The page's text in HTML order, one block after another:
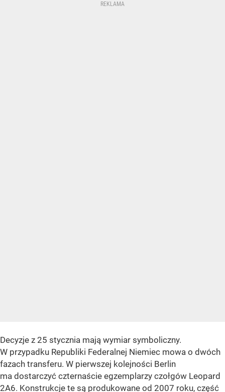
Decyzje z 25 stycznia mają wymiar symboliczny.
W przypadku Republiki Federalnej Niemiec mowa o dwóch
fazach transferu. W pierwszej kolejności Berlin
ma dostarczyć czternaście egzemplarzy czołgów Leopard
2A6. Konstrukcje te są produkowane od 2007 roku, część